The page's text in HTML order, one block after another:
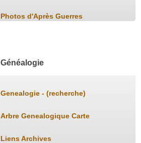
Photos d'Après Guerres
Généalogie
Genealogie - (recherche)
Arbre Genealogique Carte
Liens Archives